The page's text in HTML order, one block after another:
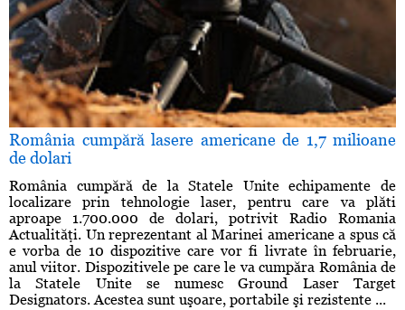
România cumpără lasere americane de 1,7 milioane
de dolari
România cumpără de la Statele Unite echipamente de
localizare prin tehnologie laser, pentru care va plăti
aproape 1.700.000 de dolari, potrivit Radio Romania
Actualităţi. Un reprezentant al Marinei americane a spus că
e vorba de 10 dispozitive care vor fi livrate în februarie,
anul viitor. Dispozitivele pe care le va cumpăra România de
la Statele Unite se numesc Ground Laser Target
Designators. Acestea sunt uşoare, portabile şi rezistente ...